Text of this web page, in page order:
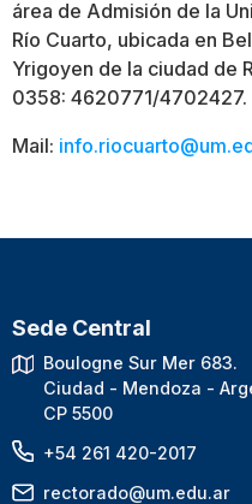
área de Admisión de la
Río Cuarto, ubicada en
Yrigoyen de la ciudad de
0358: 4620771/4702427.
Mail:
Sede Central
Boulogne Sur Mer 683.
Ciudad - Mendoza -
CP 5500
+54 261 420-2017
rectorado@um.edu.ar